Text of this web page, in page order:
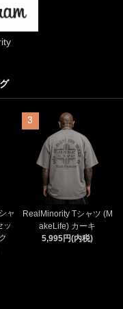
ャ
ッ
3
RealMinority Tシャツ (M
akeLife) カーキ
5,995円(内税)